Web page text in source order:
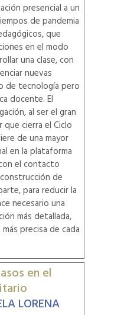
presencial a un
de pandemia
que
en el modo
una clase, con
nuevas
de tecnología pero
docente. El
al ser el gran
cierra el Ciclo
de una mayor
en la plataforma
el contacto
de
para reducir la
necesario una
más detallada,
precisa de cada
en el
LORENA